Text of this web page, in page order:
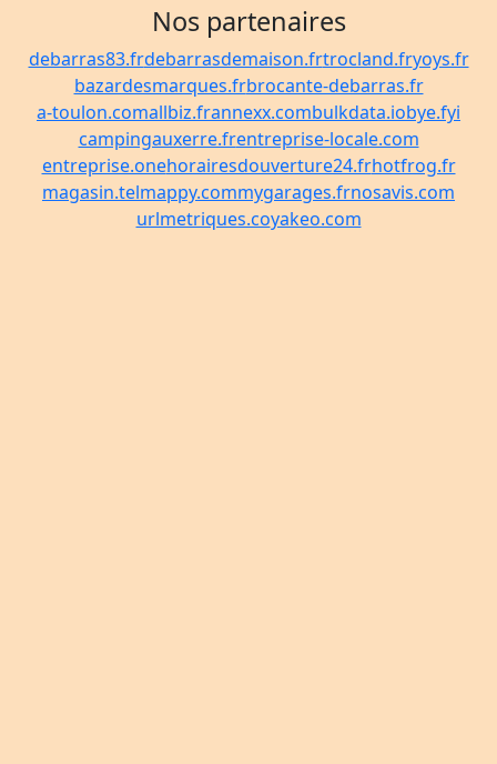
Nos partenaires
debarras83.frdebarrasdemaison.frtrocland.fryoys.fr
bazardesmarques.frbrocante-debarras.fr
a-toulon.comallbiz.frannexx.combulkdata.iobye.fyi
campingauxerre.frentreprise-locale.com
entreprise.onehorairesdouverture24.frhotfrog.fr
magasin.telmappy.commygarages.frnosavis.com
urlmetriques.coyakeo.com